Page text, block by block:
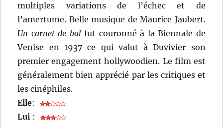
multiples variations de l’échec et de
l’amertume. Belle musique de Maurice Jaubert.
Un carnet de balfut couronné à la Biennale de
Venise en 1937 ce qui valut à Duvivier son
premier engagement hollywoodien. Le film est
généralement bien apprécié par les critiques et
les cinéphiles.
Elle:
Lui :